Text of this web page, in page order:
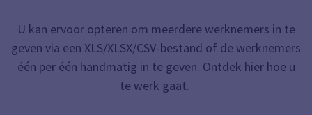
U kan ervoor opteren om meerdere werknemers in te
geven via een XLS/XLSX/CSV-bestand of de werknemers
één per één handmatig in te geven. Ontdek hier hoe u
te werk gaat.